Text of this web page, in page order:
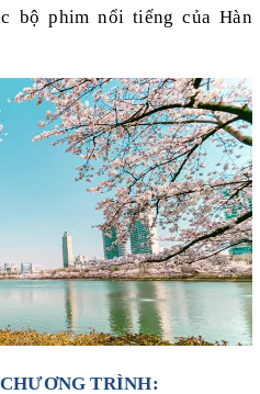
bộ phim nổi tiếng của Hàn
TRÌNH: